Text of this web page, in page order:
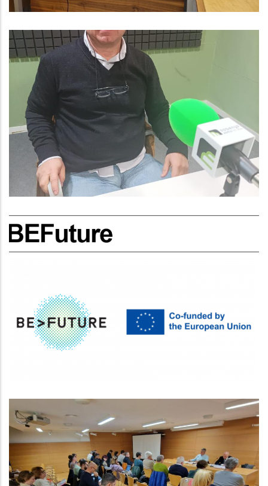
ENTREVISTA A CARLOS PADILLA.
CONSELLER DE GOVERN OBERT AL
CONSELL COMARCAL
CONVOCATÒRIA PER A LA
INNOVADORS EN EL SECTOR DEL
TURISME DE REUNIONS I
ESDEVENIMENTS
El Consell Comarcal Del Baix
Penedès Aprova Un Pressupost
Per Al 2025 De Més De 26 Milions